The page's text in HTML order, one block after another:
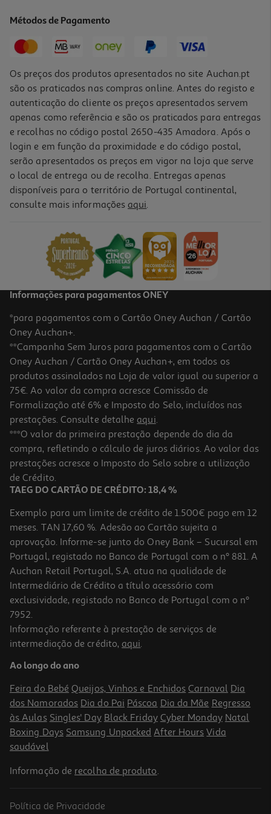
15,90 € PVP de editor
-10%
Livro A Coragem De Não Agradar
PVP de editor
14,85 €
-10%
Livro Quando Todos Sabem Que Todos Sabem De Steven Pinker
19.71 €/un
21,90 € PVP de editor
19,71 €
-10%
Livro O Código Da Inteligência De Augusto Cury
14.94 €/un
PVP de editor
14,94 €
Métodos de Pagamento
Os preços dos produtos apresentados no site Auchan.pt
são os praticados nas compras online. Antes do registo e
autenticação do cliente os preços apresentados servem
apenas como referência e são os praticados para entregas
e recolhas no código postal 2650-435 Amadora. Após o
login e em função da proximidade e do código postal,
serão apresentados os preços em vigor na loja que serve
o local de entrega ou de recolha. Entregas apenas
disponíveis para o território de Portugal continental,
consulte mais informações aqui.
Informações para pagamentos ONEY
*para pagamentos com o Cartão Oney Auchan / Cartão
Oney Auchan+.
**Campanha Sem Juros para pagamentos com o Cartão
Oney Auchan / Cartão Oney Auchan+, em todos os
produtos assinalados na Loja de valor igual ou superior a
75€. Ao valor da compra acresce Comissão de
Formalização até 6% e Imposto do Selo, incluídos nas
prestações. Consulte detalhe aqui.
***O valor da primeira prestação depende do dia da
compra, refletindo o cálculo de juros diários. Ao valor das
prestações acresce o Imposto do Selo sobre a utilização
de Crédito.
TAEG DO CARTÃO DE CRÉDITO: 18,4 %
Exemplo para um limite de crédito de 1.500€ pago em 12
meses. TAN 17,60 %. Adesão ao Cartão sujeita a
aprovação. Informe-se junto do Oney Bank – Sucursal em
Portugal, registado no Banco de Portugal com o nº 881. A
Auchan Retail Portugal, S.A. atua na qualidade de
Intermediário de Crédito a título acessório com
exclusividade, registado no Banco de Portugal com o nº
7952.
Informação referente à prestação de serviços de
intermediação de crédito, aqui.
Ao longo do ano
Feira do Bebé Queijos, Vinhos e Enchidos Carnaval Dia
dos Namorados Dia do Pai Páscoa Dia da Mãe Regresso
às Aulas Singles' Day Black Friday Cyber Monday Natal
Boxing Days Samsung Unpacked After Hours Vida
saudável
Informação de recolha de produto.
Política de Privacidade